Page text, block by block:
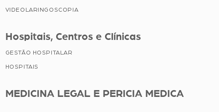
VIDEOLARINGOSCOPIA
Hospitais, Centros e Clínicas
GESTÃO HOSPITALAR
HOSPITAIS
MEDICINA LEGAL E PERICIA MEDICA